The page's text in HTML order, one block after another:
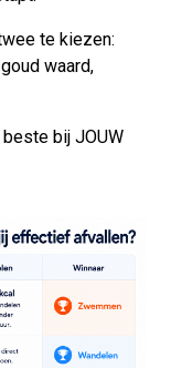
te kiezen:
waard,
bij JOUW